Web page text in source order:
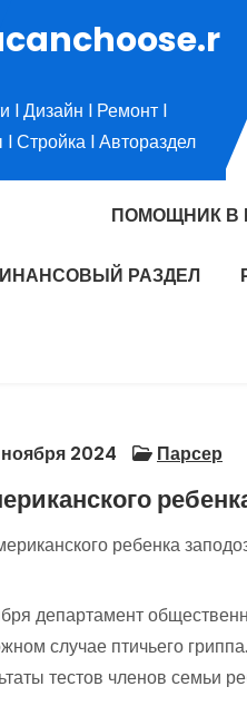
l Дизайн l Ремонт l
Стройка l Автораздел
ПОМОЩНИК В
РАЗДЕЛ
2024 Парсер
департамент
случае птичьего
тестов членов семьи